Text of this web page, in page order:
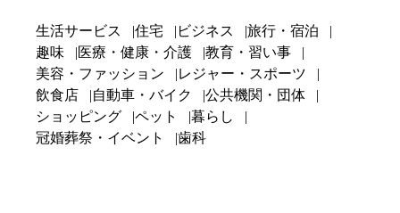
生活サービス 住宅 ビジネス
旅行・宿泊
趣味
医療・健康・介護
教育・習い事
美容・ファッション
レジャー・スポーツ
飲食店
自動車・バイク
公共機関・団体
ショッピング
ペット
暮らし
冠婚葬祭・イベント
歯科